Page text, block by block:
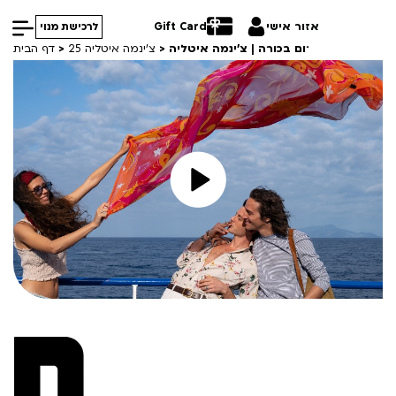
Gift Card אזור אישי לרכישת מנוי
הסרטים שלנו
חופשי למנויים
טרום בכורה
סרט פלוס
Lobby Kids
קורסים
ההזמנות שלי
VOD
עברית
דף הבית > צ'ינמה איטליה 25 > מנאפולי | טרום בכורה | צ’ינמה איטליה